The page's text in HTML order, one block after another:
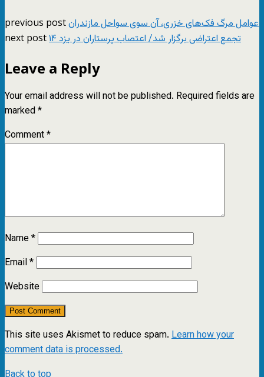
previous postعوامل مرگ فک‌های خزری، آن ‌سوی سواحل مازندران
next post ۱۴ تجمع اعتراضی برگزار شد/ اعتصاب پرستاران در یزد
Leave a Reply
Your email address will not be published. Required fields are
marked*
Comment*
Name*
Email*
Website
This site uses Akismet to reduce spam. Learn how your
comment data is processed.